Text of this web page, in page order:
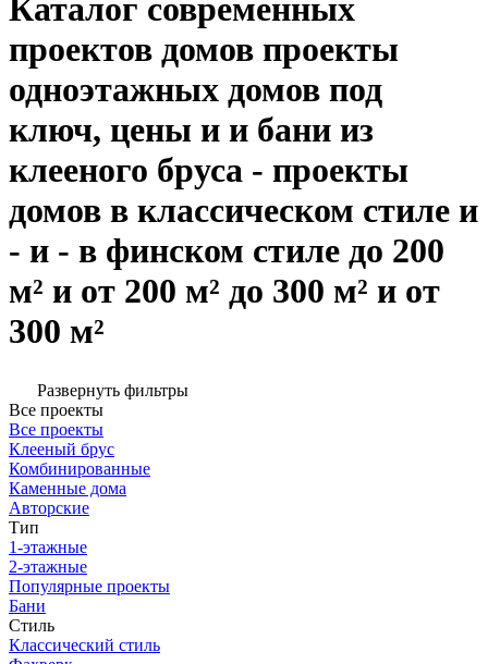
Каталог современных
проектов домов проекты
одноэтажных домов под
ключ, цены и и бани из
клееного бруса - проекты
домов в классическом стиле и
- и - в финском стиле до 200
м² и от 200 м² до 300 м² и от
300 м²
Развернуть фильтры
Все проекты
Все проекты
Клееный брус
Комбинированные
Каменные дома
Авторские
Тип
1-этажные
2-этажные
Популярные проекты
Бани
Стиль
Классический стиль